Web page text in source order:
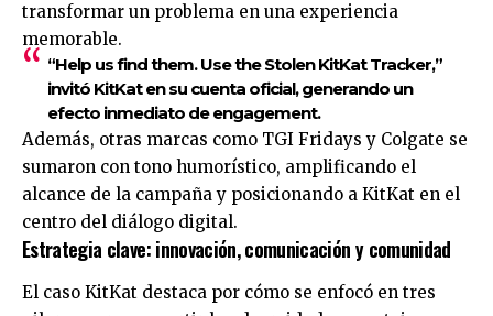
transformar un problema en una experiencia
memorable.
“Help us find them. Use the Stolen KitKat Tracker,”
invitó KitKat en su cuenta oficial, generando un
efecto inmediato de engagement.
Además, otras marcas como TGI Fridays y Colgate se
sumaron con tono humorístico, amplificando el
alcance de la campaña y posicionando a KitKat en el
centro del diálogo digital.
Estrategia clave: innovación, comunicación y comunidad
El caso KitKat destaca por cómo se enfocó en tres